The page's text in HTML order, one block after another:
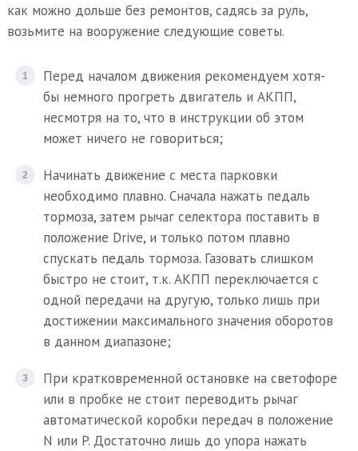
как можно дольше без ремонтов, садясь за руль,
возьмите на вооружение следующие советы.
Перед началом движения рекомендуем хотя-
бы немного прогреть двигатель и АКПП,
несмотря на то, что в инструкции об этом
может ничего не говориться;
Начинать движение с места парковки
необходимо плавно. Сначала нажать педаль
тормоза, затем рычаг селектора поставить в
положение Drive, и только потом плавно
спускать педаль тормоза. Газовать слишком
быстро не стоит, т.к. АКПП переключается с
одной передачи на другую, только лишь при
достижении максимального значения оборотов
в данном диапазоне;
При кратковременной остановке на светофоре
или в пробке не стоит переводить рычаг
автоматической коробки передач в положение
N или P. Достаточно лишь до упора нажать